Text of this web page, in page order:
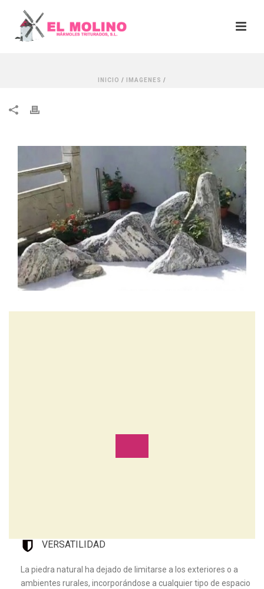
INICIO / IMAGENES /
VERSATILIDAD
La piedra natural ha dejado de limitarse a los exteriores o a
ambientes rurales, incorporándose a cualquier tipo de espacio